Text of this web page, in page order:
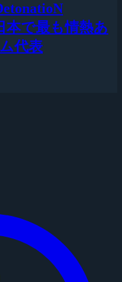
本で最も情熱あ
代表